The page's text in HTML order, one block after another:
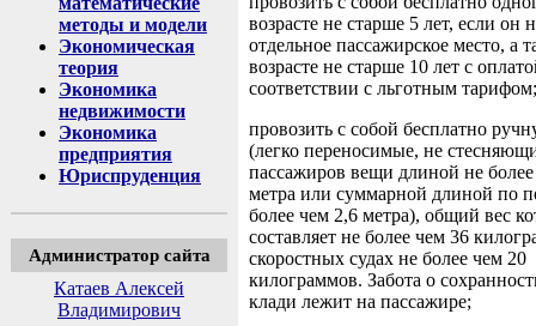
методы и модели
Экономическая
теория
Экономика
недвижимости
Экономика
предприятия
Юриспруденция
Администратор сайта
Катаев Алексей
Владимирович
возрасте не старше 5 лет, если он
отдельное пассажирское место, а
возрасте не старше 10 лет с
соответствии с льготным тарифом;
провозить с собой бесплатно
(легко переносимые, не
пассажиров вещи длиной не
метра или суммарной длиной по
более чем 2,6 метра), общий вес
составляет не более чем 36
скоростных судах не более чем 20
килограммов. Забота о
клади лежит на пассажире;